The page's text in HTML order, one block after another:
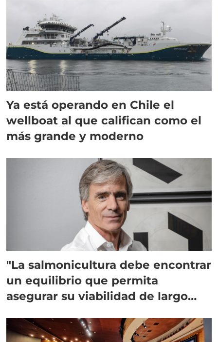
Ya está operando en Chile el
wellboat al que califican como el
más grande y moderno
"La salmonicultura debe encontrar
un equilibrio que permita
asegurar su viabilidad de largo